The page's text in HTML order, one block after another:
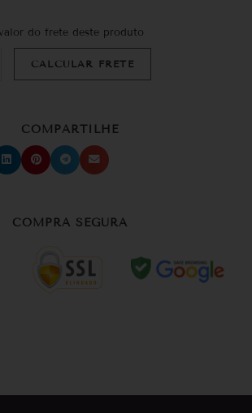
do frete deste produto
COMPARTILHE
COMPRA SEGURA